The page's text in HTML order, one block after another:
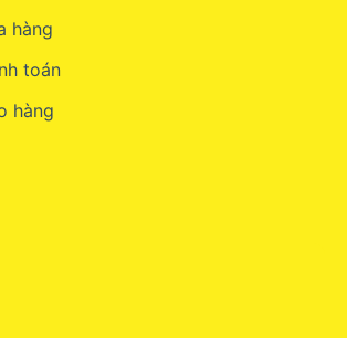
hàng
toán
hàng